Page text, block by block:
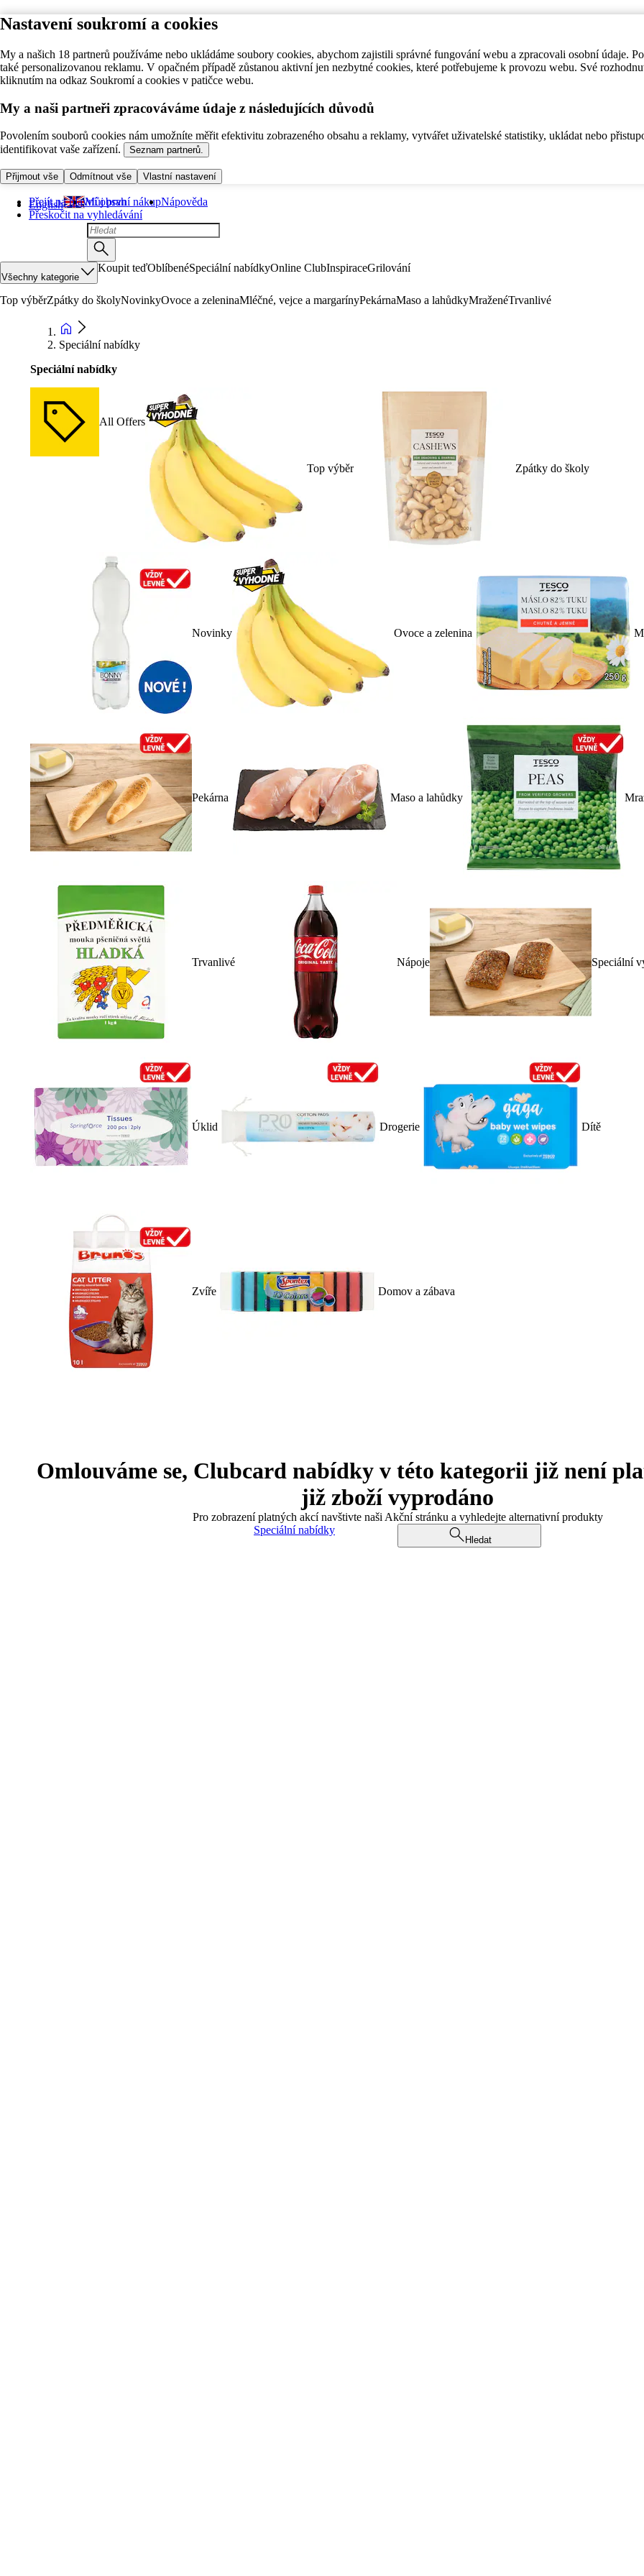
Nastavení soukromí a cookies
My a našich 18 partnerů používáme nebo ukládáme soubory cookies, abychom zajistili správné fungování webu a zpracovali osobní údaje.
také personalizovanou reklamu. V opačném případě zůstanou aktivní jen nezbytné cookies, které potřebujeme k provozu webu. Své
kliknutím na odkaz Soukromí a cookies v patičce webu.
My a naši partneři zpracováváme údaje z následujících důvodů
Povolením souborů cookies nám umožníte měřit efektivitu zobrazeného obsahu a reklamy, vytvářet uživatelské statistiky, ukládat nebo
identifikovat vaše zařízení.
Seznam partnerů.
Přijmout vše Odmítnout vše Vlastní nastavení
Přejít na hlavní obsah
Přeskočit na vyhledávání
English Můj první nákupNápověda
Všechny kategorie
Koupit teďOblíbenéSpeciální nabídkyOnline ClubInspiraceGrilování
Top výběrZpátky do školyNovinkyOvoce a zeleninaMléčné, vejce a margarínyPekárnaMaso a lahůdkyMraženéTrvanlivé
Speciální nabídky
Speciální nabídky
All Offers
Top výběr Zpátky do školy
Novinky Ovoce a zelenina
Pekárna Maso a lahůdky
Trvanlivé Nápoje Speciální
Úklid Drogerie Dítě
Zvíře Domov a zábava
Omlouváme se, Clubcard nabídky v této kategorii již není
již zboží vyprodáno
Pro zobrazení platných akcí navštivte naši Akční stránku a vyhledejte alternativní produkty
Speciální nabídky
Hledat